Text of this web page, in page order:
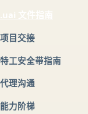
.uai 文件指南
项目交接
特工安全带指南
代理沟通
能力阶梯